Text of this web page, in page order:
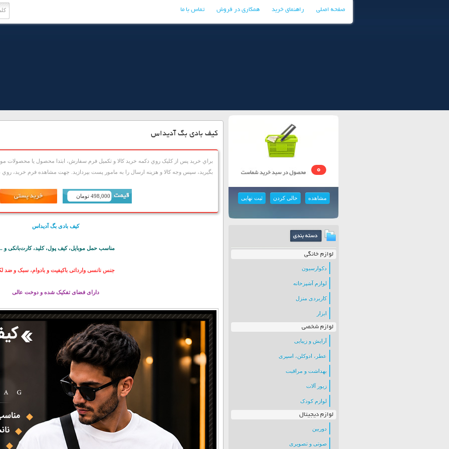
صفحه اصلی راهنمای خرید همکاری در فروش تماس با ما
0
مشاهده خالی کردن ثبت نهایی
لوازم خانگی
دکوارسیون
لوازم آشپزخانه
کاربردی منزل
ابزار
لوازم شخصی
آرایش و زیبایی
عطر، ادوکلن، اسپری
بهداشت و مراقبت
زیور آلات
لوازم کودک
لوازم دیجیتال
دوربین
صوتی و تصویری
کیف بادی بگ آدیداس
براي خريد پس از کليک روي دکمه خريد کالا و تکميل فرم سفارش، ابتدا محصول يا محصولات
بگيريد، سپس وجه کالا و هزينه ارسال را به مامور پست بپردازيد. جهت مشاهده فرم خريد، روي
498,000 تومان
کیف بادی بگ آدیداس
مناسب حمل موبایل، کیف پول، کلید، کارت‌بانکی و
جنس نانسی وارداتی باکیفیت و بادوام، سبک و ضد
دارای فضای تفکیک شده و دوخت عالی